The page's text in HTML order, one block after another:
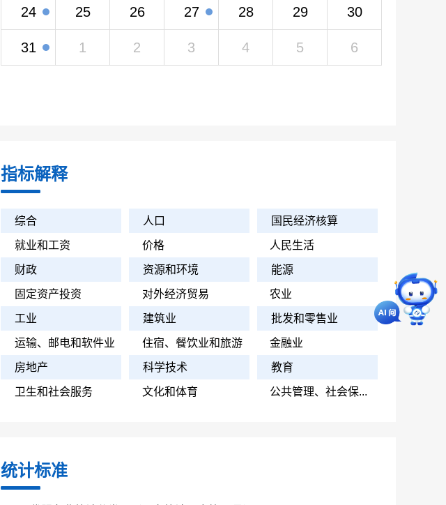
24 25 26 27 28 29 30
31 1 2 3 4 5 6
指标解释
综合 人口 国民经济核算
就业和工资 价格 人民生活
财政 资源和环境 能源
固定资产投资 对外经济贸易 农业
工业 建筑业 批发和零售业
运输、邮电和软件业 住宿、餐饮业和旅游 金融业
房地产 科学技术 教育
卫生和社会服务 文化和体育 公共管理、社会保...
统计标准